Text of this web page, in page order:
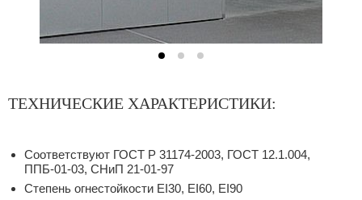
ТЕХНИЧЕСКИЕ ХАРАКТЕРИСТИКИ:
Соответствуют ГОСТ Р 31174-2003, ГОСТ 12.1.004,
ППБ-01-03, СНиП 21-01-97
Степень огнестойкости EI30, EI60, EI90